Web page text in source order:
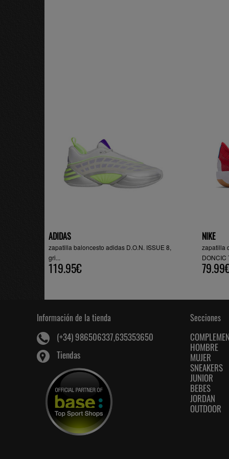
ADIDAS
zapatilla baloncesto adidas D.O.N. ISSUE 8,
gri...
119.95€
NIKE
zapatilla
DONCIC
Información de la tienda
(+34) 986506337,635353650
Tiendas
Secciones
HOMBRE
MUJER
SNEAKERS
JUNIOR
BEBES
JORDAN
OUTDOOR